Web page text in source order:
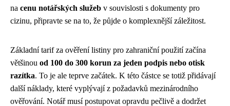
na cenu notářských služeb v souvislosti s dokumenty pro
cizinu, připravte se na to, že půjde o komplexnější záležitost.
Základní tarif za ověření listiny pro zahraniční použití začína
většinou od 100 do 300 korun za jeden podpis nebo otisk
razítka. To je ale teprve začátek. K této částce se totiž přidávají
další náklady, které vyplývají z požadavků mezinárodního
ověřování. Notář musí postupovat opravdu pečlivě a dodržet